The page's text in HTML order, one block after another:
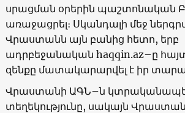
սրացման օրերին պաշտոնական
առաջացրել։ Սկանդալի մեջ
Վրաստանն այն բանից հետո, երբ
ադրբեջանական haqqin.az–ը
զենքը մատակարարվել է իր
Վրաստանի ԱԳՆ–ն կտրականապես
տեղեկությունը, սակայն